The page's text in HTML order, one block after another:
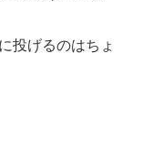
投げるのはちょ